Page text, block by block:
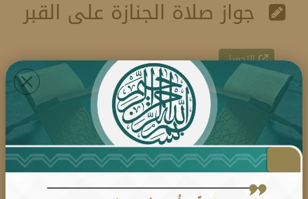
جواز صلاة الجنازة على القبر
التحميل
نشر